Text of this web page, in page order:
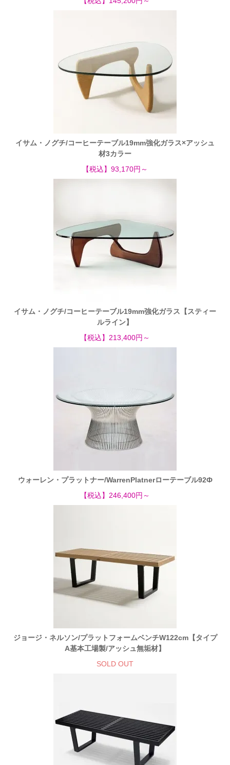
イサム・ノグチ/コーヒーテーブル19mm強化ガラス×アッシュ
材3カラー
【税込】93,170円～
イサム・ノグチ/コーヒーテーブル19mm強化ガラス【スティー
ルライン】
【税込】213,400円～
ウォーレン・プラットナー/WarrenPlatnerローテーブル92Ф
【税込】246,400円～
ジョージ・ネルソン/プラットフォームベンチW122cm【タイプ
A基本工場製/アッシュ無垢材】
SOLD OUT